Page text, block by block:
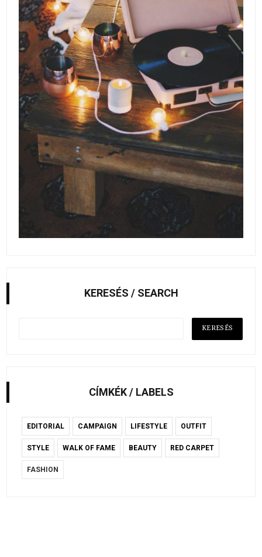
KERESÉS / SEARCH
CÍMKÉK / LABELS
EDITORIAL CAMPAIGN LIFESTYLE OUTFIT
STYLE WALK OF FAME BEAUTY RED CARPET
FASHION